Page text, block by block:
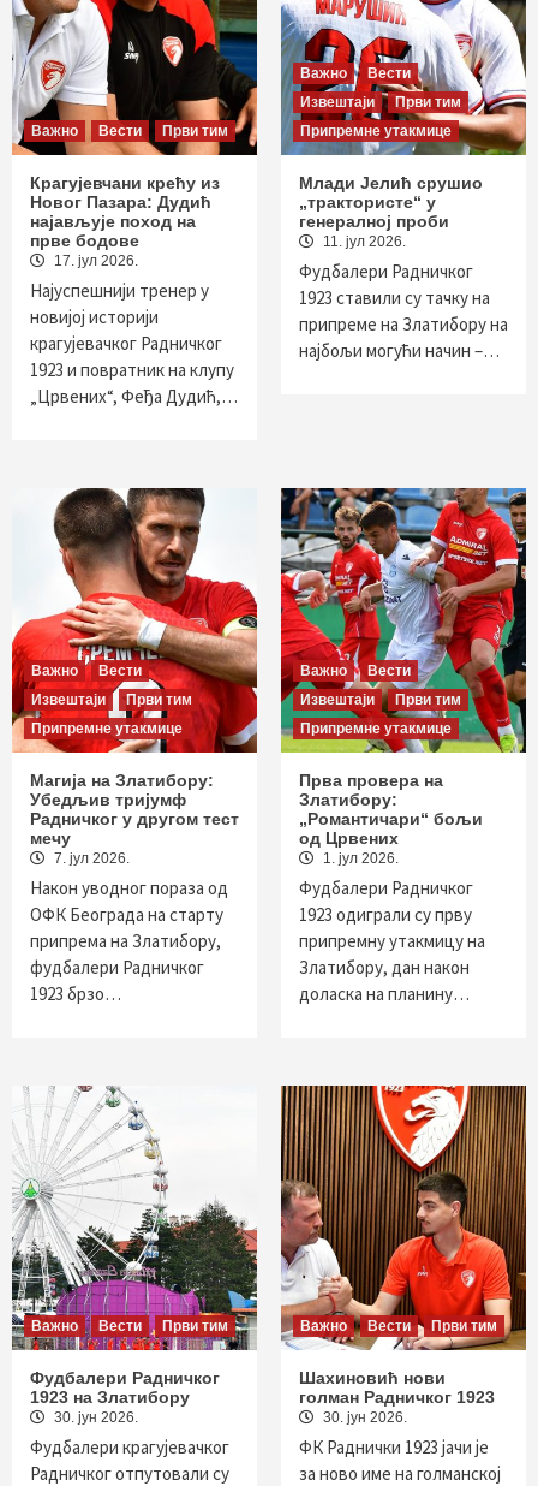
Важно Вести Први тим
Крагујевчани крећу из
Новог Пазара: Дудић
најављује поход на
прве бодове
17. јул 2026.
Најуспешнији тренер у
новијој историји
крагујевачког Радничког
1923 и повратник на клупу
„Црвених“, Феђа Дудић,…
Важно
Вести
Извештаји
Први тим
Припремне утакмице
Млади Јелић срушио
„трактористе“ у
генералној проби
11. јул 2026.
Фудбалери Радничког
1923 ставили су тачку на
припреме на Златибору на
најбољи могући начин –…
Важно
Вести
Извештаји
Први тим
Припремне утакмице
Магија на Златибору:
Убедљив тријумф
Радничког у другом тест
мечу
7. јул 2026.
Након уводног пораза од
ОФК Београда на старту
припрема на Златибору,
фудбалери Радничког
1923 брзо…
Важно
Вести
Извештаји
Први тим
Припремне утакмице
Прва провера на
Златибору:
„Романтичари“ бољи
од Црвених
1. јул 2026.
Фудбалери Радничког
1923 одиграли су прву
припремну утакмицу на
Златибору, дан након
доласка на планину…
Важно Вести Први тим
Фудбалери Радничког
1923 на Златибору
30. јун 2026.
Фудбалери крагујевачког
Радничког отпутовали су
Важно Вести Први тим
Шахиновић нови
голман Радничког 1923
30. јун 2026.
ФК Раднички 1923 јачи је
за ново име на голманској